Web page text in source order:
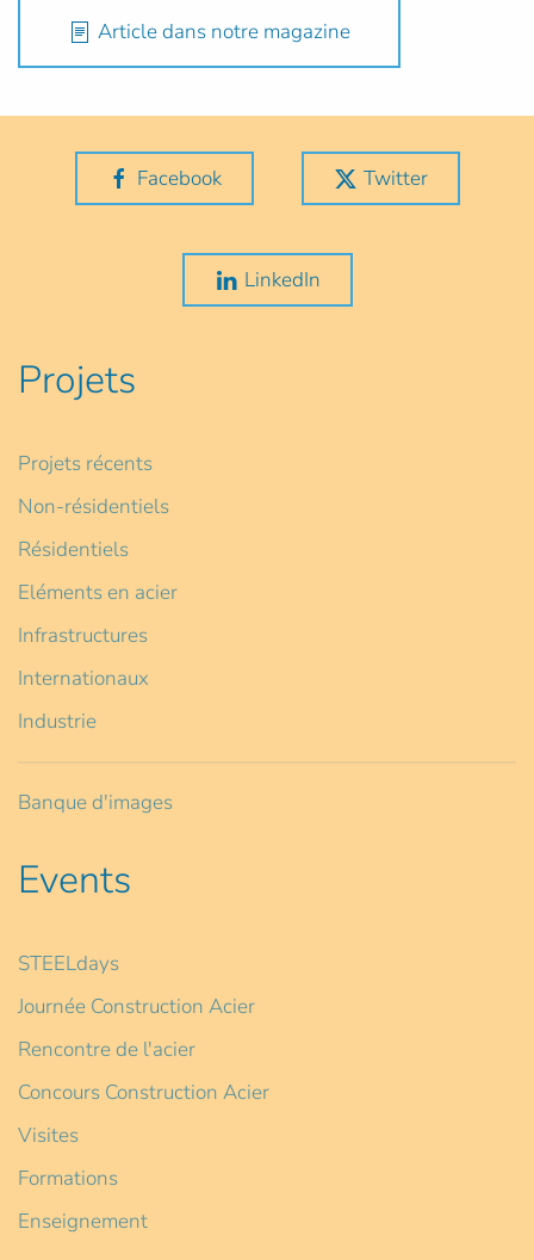
Article dans notre magazine
Facebook Twitter
LinkedIn
Projets
Projets récents
Non-résidentiels
Résidentiels
Eléments en acier
Infrastructures
Internationaux
Industrie
Banque d'images
Events
STEELdays
Journée Construction Acier
Rencontre de l'acier
Concours Construction Acier
Visites
Formations
Enseignement